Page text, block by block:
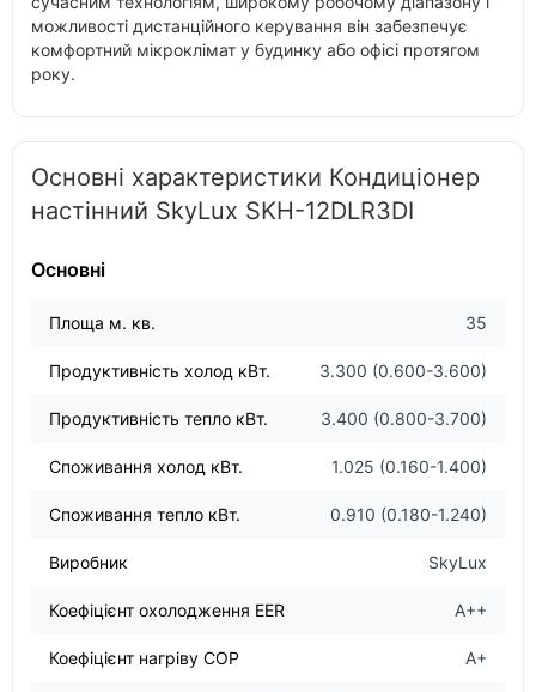
можливості дистанційного керування він забезпечує
комфортний мікроклімат у будинку або офісі протягом
року.
Основні характеристики Кондиціонер
настінний SkyLux SKH-12DLR3DI
Основні
Площа м. кв. 35
Продуктивність холод кВт. 3.300 (0.600-3.600)
Продуктивність тепло кВт. 3.400 (0.800-3.700)
Споживання холод кВт. 1.025 (0.160-1.400)
Споживання тепло кВт. 0.910 (0.180-1.240)
Виробник SkyLux
Коефіцієнт охолодження EER A++
Коефіцієнт нагріву COP A+